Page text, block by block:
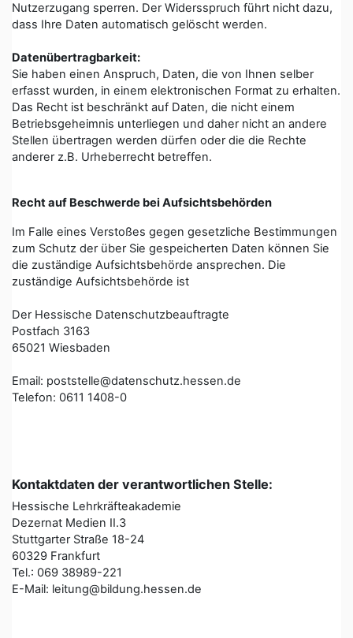
Nutzerzugang sperren. Der Widersspruch führt nicht dazu,
dass Ihre Daten automatisch gelöscht werden.
Datenübertragbarkeit:
Sie haben einen Anspruch, Daten, die von Ihnen selber
erfasst wurden, in einem elektronischen Format zu erhalten.
Das Recht ist beschränkt auf Daten, die nicht einem
Betriebsgeheimnis unterliegen und daher nicht an andere
Stellen übertragen werden dürfen oder die die Rechte
anderer z.B. Urheberrecht betreffen.
Recht auf Beschwerde bei Aufsichtsbehörden
Im Falle eines Verstoßes gegen gesetzliche Bestimmungen
zum Schutz der über Sie gespeicherten Daten können Sie
die zuständige Aufsichtsbehörde ansprechen. Die
zuständige Aufsichtsbehörde ist
Der Hessische Datenschutzbeauftragte
Postfach 3163
65021 Wiesbaden
Email: poststelle@datenschutz.hessen.de
Telefon: 0611 1408-0
Kontaktdaten der verantwortlichen Stelle:
Hessische Lehrkräfteakademie
Dezernat Medien II.3
Stuttgarter Straße 18-24
60329 Frankfurt
Tel.: 069 38989-221
E-Mail: leitung@bildung.hessen.de